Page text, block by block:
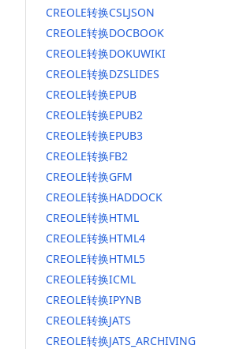
CREOLE转换CSLJSON
CREOLE转换DOCBOOK
CREOLE转换DOKUWIKI
CREOLE转换DZSLIDES
CREOLE转换EPUB
CREOLE转换EPUB2
CREOLE转换EPUB3
CREOLE转换FB2
CREOLE转换GFM
CREOLE转换HADDOCK
CREOLE转换HTML
CREOLE转换HTML4
CREOLE转换HTML5
CREOLE转换ICML
CREOLE转换IPYNB
CREOLE转换JATS
CREOLE转换JATS_ARCHIVING